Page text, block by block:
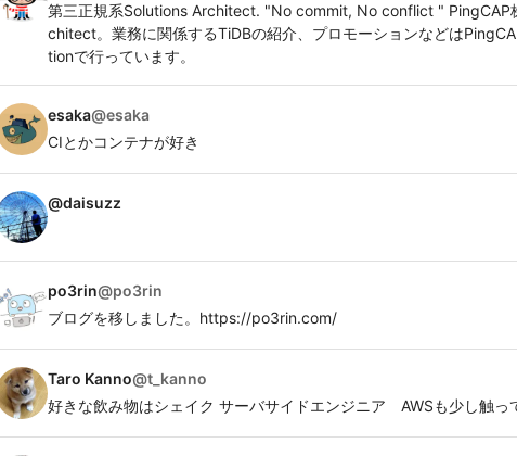
第三正規系Solutions Architect. "No commit, No conflict " PingCAP
chitect。業務に関係するTiDBの紹介、プロモーションなどは
tionで行っています。
esaka@esaka
CIとかコンテナが好き
@daisuzz
po3rin@po3rin
ブログを移しました。https://po3rin.com/
Taro Kanno@t_kanno
好きな飲み物はシェイク サーバサイドエンジニア AWSも少し触っ